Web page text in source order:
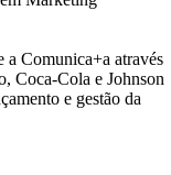
a Comunica+a através
Coca-Cola e Johnson
e gestão da